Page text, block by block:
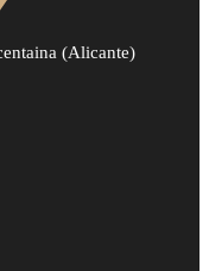
(Alicante)